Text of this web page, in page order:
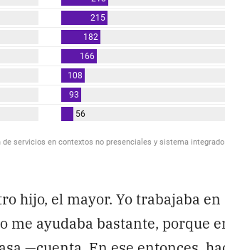
hijo, el mayor. Yo trabajaba en
me ayudaba bastante, porque